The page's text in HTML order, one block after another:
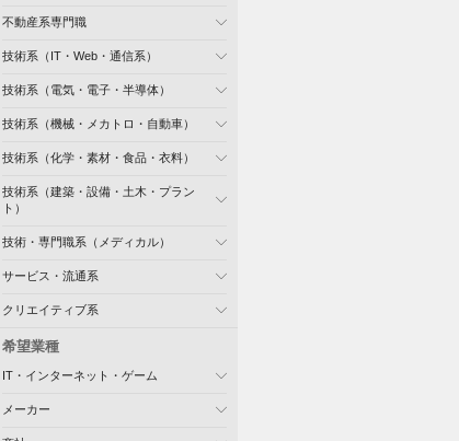
不動産系専門職
技術系（IT・Web・通信系）
技術系（電気・電子・半導体）
技術系（機械・メカトロ・自動車）
技術系（化学・素材・食品・衣料）
技術系（建築・設備・土木・プラン
ト）
技術・専門職系（メディカル）
サービス・流通系
クリエイティブ系
希望業種
IT・インターネット・ゲーム
メーカー